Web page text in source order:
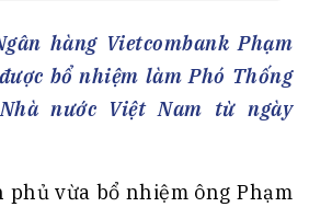
hàng Vietcombank Phạm
bổ nhiệm làm Phó Thống
nước Việt Nam từ ngày
vừa bổ nhiệm ông Phạm